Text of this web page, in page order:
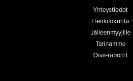
Yhteystiedot
Henkilökunta
Jälleenmyyjille
Tarinamme
Oiva-raportit